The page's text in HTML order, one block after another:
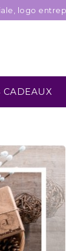
logo
CADEAUX